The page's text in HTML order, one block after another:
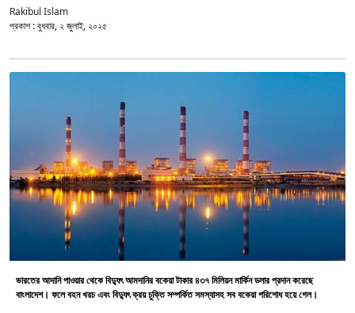
Rakibul Islam
প্রকাশ :বুধবার, ২ জুলাই, ২০২৫
ভারতের আদানি পাওয়ার থেকে বিদ্যুৎ আমদানির বকেয়া টাকার ৪৩৭ মিলিয়ন মার্কিন ডলার প্রদান করেছে
বাংলাদেশ। ফলে বহন খরচ এবং বিদ্যুৎ ক্রয় চুক্তি সম্পর্কিত সমস্যাসহ সব বকেয়া পরিশোধ হয়ে গেল।